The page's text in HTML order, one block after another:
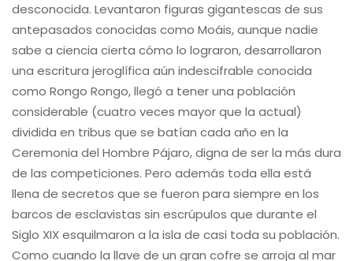
desconocida. Levantaron figuras gigantescas de sus
antepasados conocidas como Moáis, aunque nadie
sabe a ciencia cierta cómo lo lograron, desarrollaron
una escritura jeroglífica aún indescifrable conocida
como Rongo Rongo, llegó a tener una población
considerable (cuatro veces mayor que la actual)
dividida en tribus que se batían cada año en la
Ceremonia del Hombre Pájaro, digna de ser la más dura
de las competiciones. Pero además toda ella está
llena de secretos que se fueron para siempre en los
barcos de esclavistas sin escrúpulos que durante el
Siglo XIX esquilmaron a la isla de casi toda su población.
Como cuando la llave de un gran cofre se arroja al mar